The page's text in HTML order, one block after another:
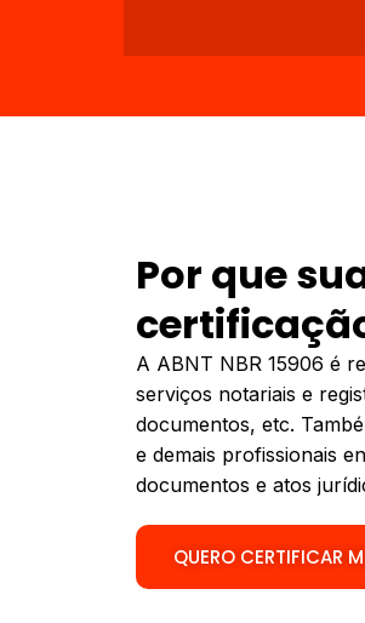
Por que
certificação
A ABNT NBR 15906 é
serviços notariais e
documentos, etc.
e demais profissionais
documentos e atos
QUERO CERTIFICAR